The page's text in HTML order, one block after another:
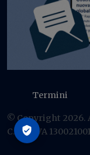
Termini
© Copyright 2026.
C.F./P IVA